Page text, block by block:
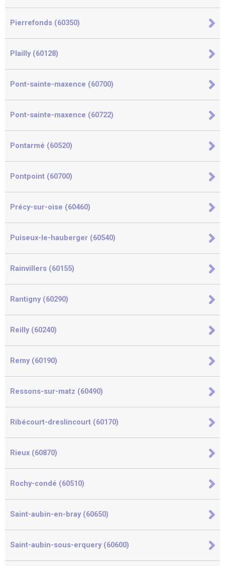
Pierrefonds (60350)
Plailly (60128)
Pont-sainte-maxence (60700)
Pont-sainte-maxence (60722)
Pontarmé (60520)
Pontpoint (60700)
Précy-sur-oise (60460)
Puiseux-le-hauberger (60540)
Rainvillers (60155)
Rantigny (60290)
Reilly (60240)
Remy (60190)
Ressons-sur-matz (60490)
Ribécourt-dreslincourt (60170)
Rieux (60870)
Rochy-condé (60510)
Saint-aubin-en-bray (60650)
Saint-aubin-sous-erquery (60600)